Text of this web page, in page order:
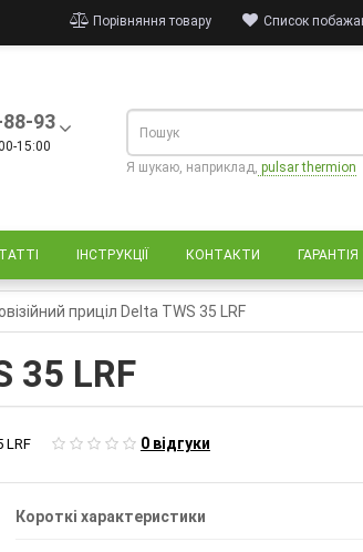
Список
Порівняння товару
93
15:00
Я шукаю, наприклад, pulsar thermion
ІНСТРУКЦІЇ КОНТАКТИ
приціл Delta TWS 35 LRF
35 LRF
LRF 0 відгуки
Короткі характеристики